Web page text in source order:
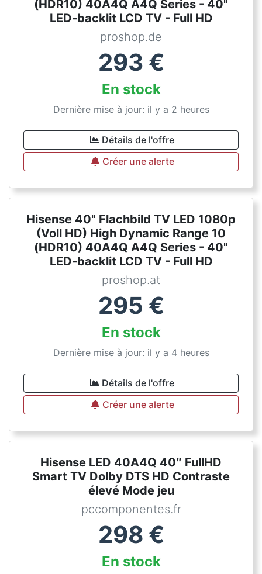
(HDR10) 40A4Q A4Q Series - 40"
LED-backlit LCD TV - Full HD
proshop.de
293 €
En stock
Dernière mise à jour: il y a 2 heures
Détails de l'offre
Créer une alerte
Hisense 40" Flachbild TV LED 1080p
(Voll HD) High Dynamic Range 10
(HDR10) 40A4Q A4Q Series - 40"
LED-backlit LCD TV - Full HD
proshop.at
295 €
En stock
Dernière mise à jour: il y a 4 heures
Détails de l'offre
Créer une alerte
Hisense LED 40A4Q 40″ FullHD
Smart TV Dolby DTS HD Contraste
élevé Mode jeu
pccomponentes.fr
298 €
En stock